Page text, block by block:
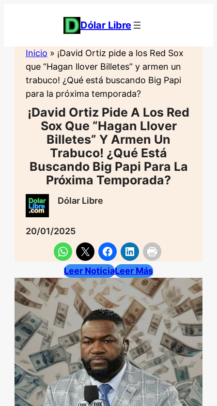
Dólar Libre
Inicio » ¡David Ortiz pide a los Red Sox
que “Hagan llover Billetes” y armen un
trabuco! ¿Qué está buscando Big Papi
para la próxima temporada?
¡David Ortiz Pide A Los Red
Sox Que “Hagan Llover
Billetes” Y Armen Un
Trabuco! ¿Qué Está
Buscando Big Papi Para La
Próxima Temporada?
Dólar Libre
20/01/2025
Leer NoticiaLeer Más